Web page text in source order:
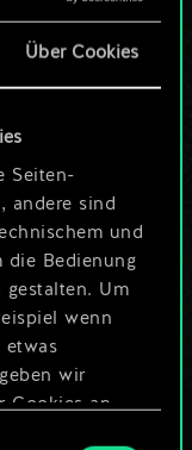
Über Cookies
Seiten-
andere sind
und
die Bedienung
gestalten. Um
wenn
etwas
wir
Cookies an
viel